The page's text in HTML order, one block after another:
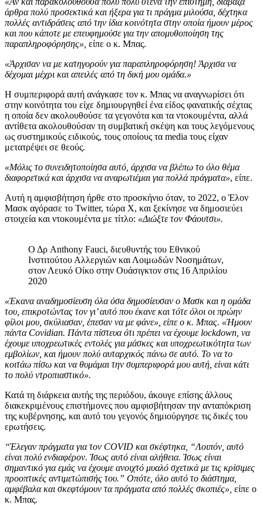
άρθρα πολύ προσεκτικά και ήξερα για τι πράγμα μιλούσα, δέχτηκα
πολλές αντιδράσεις από την ίδια κοινότητα στην οποία ήμουν μέρος
και που κάποτε με επευφημούσε για την απομυθοποίηση της
παραπληροφόρησης», είπε ο κ. Μπας.
«Άρχισαν να με κατηγορούν για παραπληροφόρηση! Άρχισα να
δέχομαι μέχρι και απειλές από τη δική μου ομάδα.»
Η συμπεριφορά αυτή ανάγκασε τον κ. Μπας να αναγνωρίσει ότι
στην κοινότητα του είχε δημιουργηθεί ένα είδος φανατικής σέχτας
η οποία δεν ακολουθούσε τα γεγονότα και τα ντοκουμέντα, αλλά
αντίθετα ακολουθούσαν τη συμβατική σκέψη και τους λεγόμενους
ως συστημικούς ειδικούς, τους οποίους τα media τους είχαν
μετατρέψει σε θεούς.
«Μόλις το συνειδητοποίησα αυτό, άρχισα να βλέπω το όλο θέμα
διαφορετικά και άρχισα να αναρωτιέμαι για πολλά πράγματα», είπε.
Αυτή η αμφισβήτηση ήρθε στο προσκήνιο όταν, το 2022, ο Έλον
Μασκ αγόρασε το Twitter, τώρα X, και ξεκίνησε να δημοσιεύει
στοιχεία και ντοκουμέντα με τίτλο: «Διώξτε τον Φάουτσι».
Ο Δρ Anthony Fauci, διευθυντής του Εθνικού
Ινστιτούτου Αλλεργιών και Λοιμωδών Νοσημάτων,
στον Λευκό Οίκο στην Ουάσιγκτον στις 16 Απριλίου
2020
«Έκανα αναδημοσίευση όλα όσα δημοσίευσαν ο Μασκ και η ομάδα
του, επικροτώντας τον γι’ αυτό που έκανε και τότε όλοι οι πρώην
φίλοι μου, σκύλιασαν, έπεσαν να με φάνε», είπε ο κ. Μπας. «Ήμουν
πάντα Covidian. Πάντα πίστευα ότι πρέπει να έχουμε lockdown, να
έχουμε υποχρεωτικές εντολές για μάσκες και υποχρεωτικότητα των
εμβολίων, και ήμουν πολύ αυταρχικός πάνω σε αυτό. Το να το
κοιτάω πίσω και να θυμάμαι την συμπεριφορά μου αυτή, είναι κάτι
το πολύ ντροπιαστικό».
Κατά τη διάρκεια αυτής της περιόδου, άκουγε επίσης άλλους
διακεκριμένους επιστήμονες που αμφισβήτησαν την ανταπόκριση
της κυβέρνησης, και αυτό του γεγονός δημιούργησε τις δικές του
ερωτήσεις.
“Έλεγαν πράγματα για τον COVID και σκέφτηκα, “Λοιπόν, αυτό
είναι πολύ ενδιαφέρον. Ίσως αυτό είναι αλήθεια. Ίσως είναι
σημαντικό για εμάς να έχουμε ανοιχτό μυαλό σχετικά με τις κρίσιμες
προοπτικές αντιμετώπισής του.” Οπότε, όλο αυτό το διάστημα,
αμφέβαλα και σκεφτόμουν τα πράγματα από πολλές σκοπιές», είπε ο
κ. Μπας.